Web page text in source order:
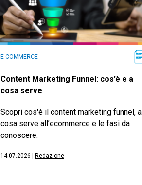
E-COMMERCE
Content Marketing Funnel: cos’è e a
cosa serve
Scopri cos'è il content marketing funnel, a
cosa serve all’ecommerce e le fasi da
conoscere.
14.07.2026 Redazione